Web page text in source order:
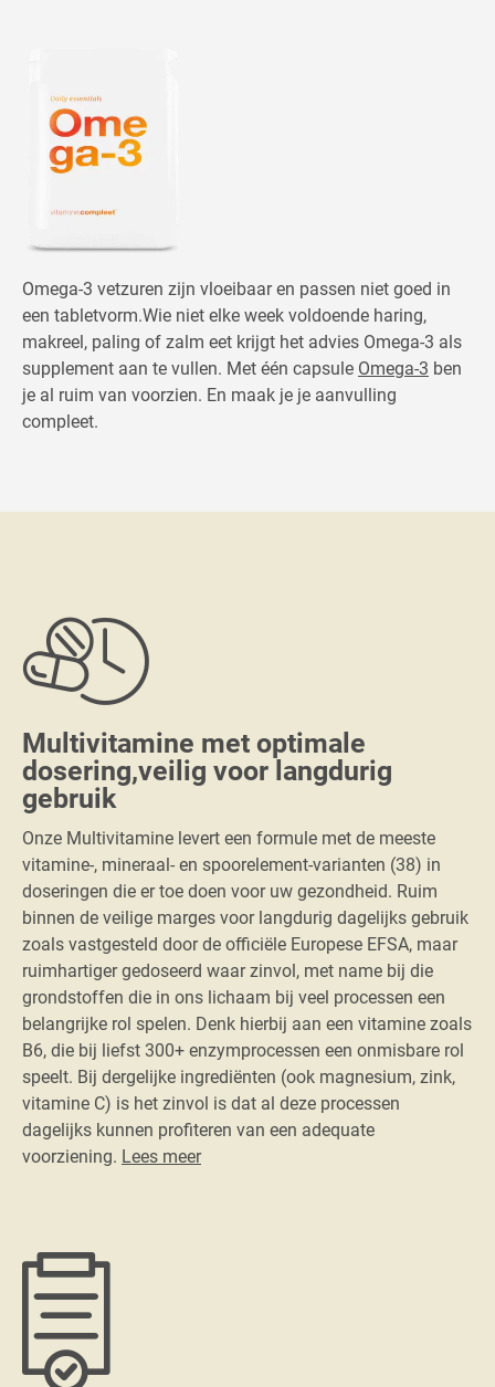
Omega-3 vetzuren zijn vloeibaar en passen niet goed in
een tabletvorm.Wie niet elke week voldoende haring,
makreel, paling of zalm eet krijgt het advies Omega-3 als
supplement aan te vullen. Met één capsule Omega-3 ben
je al ruim van voorzien. En maak je je aanvulling
compleet.
Multivitamine met optimale
dosering,veilig voor langdurig
gebruik
Onze Multivitamine levert een formule met de meeste
vitamine-, mineraal- en spoorelement-varianten (38) in
doseringen die er toe doen voor uw gezondheid. Ruim
binnen de veilige marges voor langdurig dagelijks gebruik
zoals vastgesteld door de officiële Europese EFSA, maar
ruimhartiger gedoseerd waar zinvol, met name bij die
grondstoffen die in ons lichaam bij veel processen een
belangrijke rol spelen. Denk hierbij aan een vitamine zoals
B6, die bij liefst 300+ enzymprocessen een onmisbare rol
speelt. Bij dergelijke ingrediënten (ook magnesium, zink,
vitamine C) is het zinvol is dat al deze processen
dagelijks kunnen profiteren van een adequate
voorziening. Lees meer